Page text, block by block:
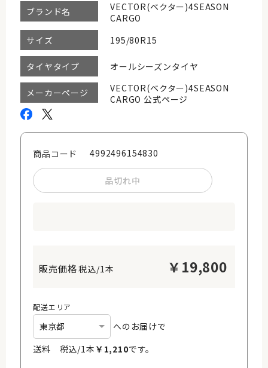
ブランド名
VECTOR(ベクター)4SEASON
CARGO
サイズ
195/80R15
タイヤタイプ オールシーズンタイヤ
メーカーページ
VECTOR(ベクター)4SEASON
CARGO 公式ページ
商品コード 4992496154830
品切れ中
税込/1本 ￥ 19,800
配送エリア
へのお届けで
送料 税込/1本 ￥ 1,210です。